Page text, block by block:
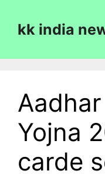
contentkk india
Yojna
carde